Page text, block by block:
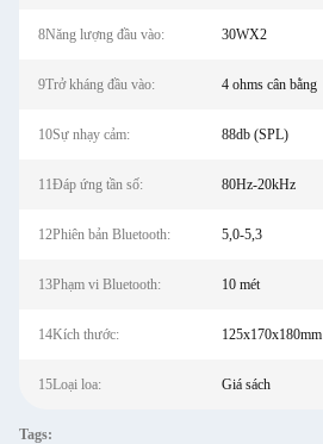
8Năng lượng đầu vào: 30WX2
9Trở kháng đầu vào: 4 ohms cân bằng
10Sự nhạy cảm: 88db (SPL)
11Đáp ứng tần số: 80Hz-20kHz
12Phiên bản Bluetooth: 5,0-5,3
13Phạm vi Bluetooth: 10 mét
14Kích thước: 125x170x180mm
15Loại loa: Giá sách
Tags: